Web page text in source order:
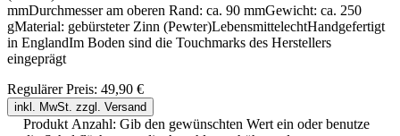
mmDurchmesser am oberen Rand: ca. 90 mmGewicht: ca. 250
gMaterial: gebürsteter Zinn (Pewter)LebensmittelechtHandgefertigt
in EnglandIm Boden sind die Touchmarks des Herstellers
eingeprägt
Regulärer Preis: 49,90 €
inkl. MwSt. zzgl. Versand
Produkt Anzahl: Gib den gewünschten Wert ein oder benutze